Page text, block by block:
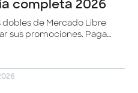
completa 2026
dobles de Mercado Libre
sus promociones. Paga